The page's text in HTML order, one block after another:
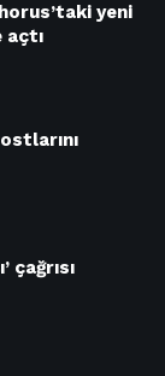
yeni
açtı
çağrısı